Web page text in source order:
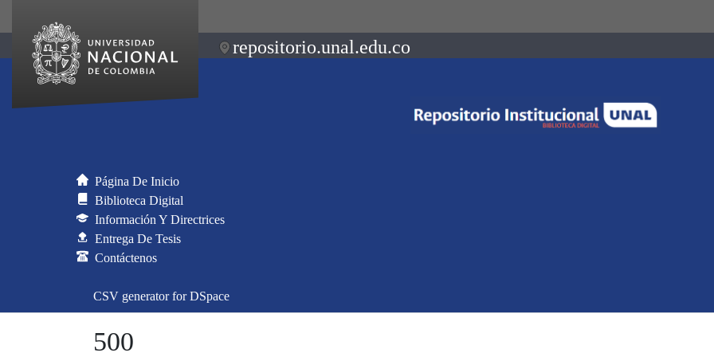
repositorio.unal.edu.co
Página De Inicio
Biblioteca Digital
Información Y Directrices
Entrega De Tesis
Contáctenos
CSV generator for DSpace
500